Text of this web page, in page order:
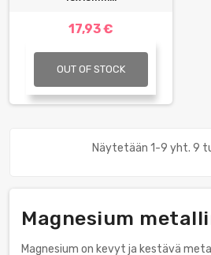
17,93 €
OUT OF STOCK
Näytetään 1-9 yht. 9
Magnesium
Magnesium on kevyt ja kestävä